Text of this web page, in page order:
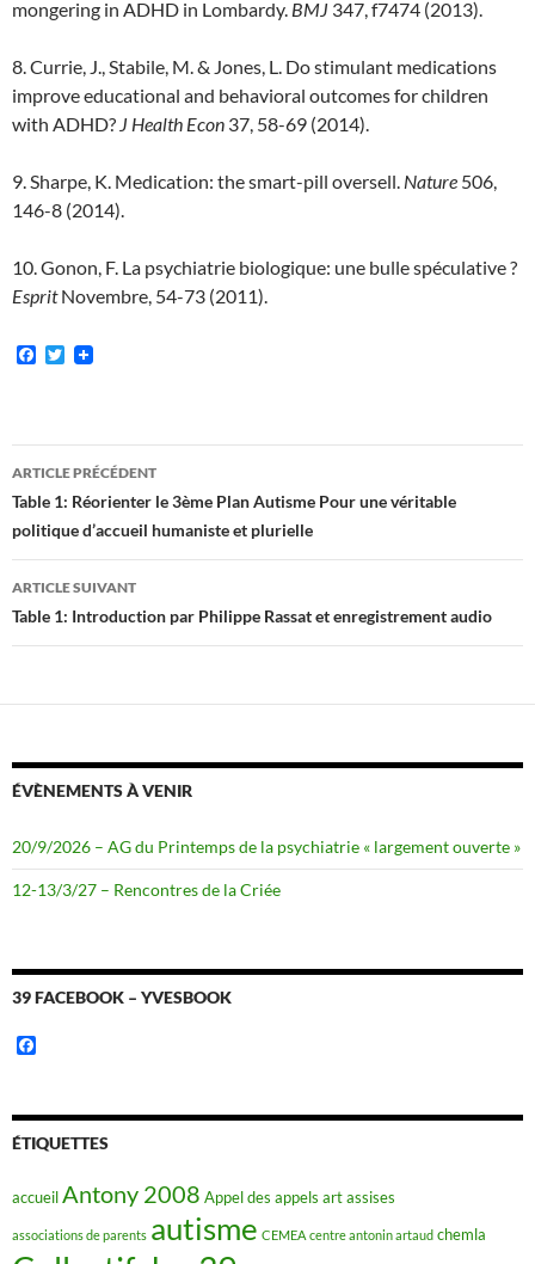
mongering in ADHD in Lombardy. BMJ 347, f7474 (2013).
8. Currie, J., Stabile, M. & Jones, L. Do stimulant medications
improve educational and behavioral outcomes for children
with ADHD? J Health Econ 37, 58-69 (2014).
9. Sharpe, K. Medication: the smart-pill oversell. Nature 506,
146-8 (2014).
10. Gonon, F. La psychiatrie biologique: une bulle spéculative ?
EspritNovembre, 54-73 (2011).
F
o
o
T
e
r
Navigation
des
articles
ARTICLE PRÉCÉDENT
Table 1: Réorienter le 3ème Plan Autisme Pour une véritable
politique d’accueil humaniste et plurielle
ARTICLE SUIVANT
Table 1: Introduction par Philippe Rassat et enregistrement audio
ÉVÈNEMENTS À VENIR
20/9/2026 – AG du Printemps de la psychiatrie « largement ouverte »
12-13/3/27 – Rencontres de la Criée
39 FACEBOOK – YVESBOOK
b
o
o
ÉTIQUETTES
accueilAntony 2008 Appel des appels artassises
associations de parents autisme CEMEA centre antonin artaud chemla